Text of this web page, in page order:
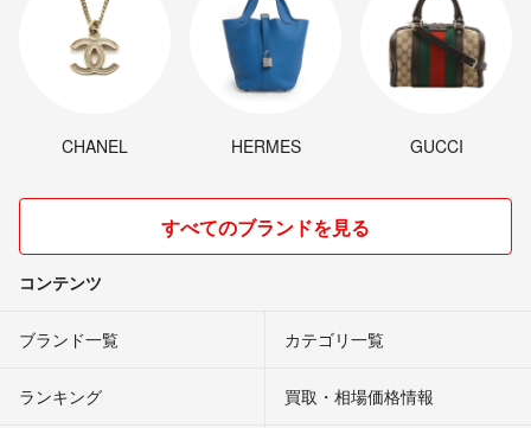
CHANEL HERMES GUCCI
すべてのブランドを見る
コンテンツ
ブランド一覧 カテゴリ一覧
ランキング 買取・相場価格情報